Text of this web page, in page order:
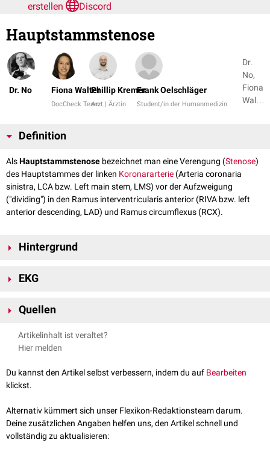
erstellen
Discord
Hauptstammstenose
Dr. No Fiona Walter
DocCheck Team
Phillip Kremer
Arzt | Ärztin
Frank Oelschläger
Student/in der Humanmedizin
Dr.
No,
Fiona
Walter
Definition
AlsHauptstammstenose bezeichnet man eine Verengung (Stenose)
des Hauptstammes der linken Koronararterie (Arteria coronaria
sinistra, LCA bzw. Left main stem, LMS) vor der Aufzweigung
("dividing") in den Ramus interventricularis anterior (RIVA bzw. left
anterior descending, LAD) und Ramus circumflexus (RCX).
Hintergrund
Mortalitätverbunden als
EKG
sind
ST-Hebungen
Quellen
Eberli. Diffuse ST-Senkungen kombiniert mit ST-Hebung in aVR
Artikelinhalt ist veraltet?
Hier melden
Du kannst den Artikel selbst verbessern, indem du auf Bearbeiten
klickst.
Alternativ kümmert sich unser Flexikon-Redaktionsteam darum.
Deine zusätzlichen Angaben helfen uns, den Artikel schnell und
vollständig zu aktualisieren: